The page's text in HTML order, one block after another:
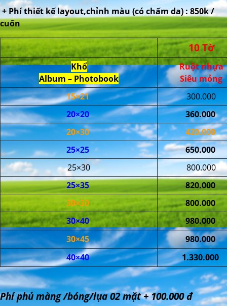
+ Phí thiết kế layout,chỉnh màu (có chấm da) : 850k /
cuốn
10 Tờ
Khổ
Album – Photobook
Ruột nhựa
Siêu mỏng
15×21
300.000
20×20
360.000
20×30
420.000
25×25
650.000
25×30
800.000
25×35
820.000
30×30
800.000
30×40
980.000
30×45
980.000
40×40
1.330.000
Phí phủ màng /bóng/lụa 02 mặt + 100.000 đ